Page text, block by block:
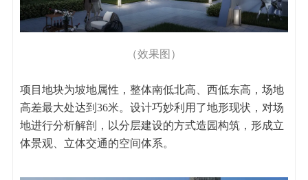
（效果图）
项目地块为坡地属性，整体南低北高、西低东高，场地
高差最大处达到36米。设计巧妙利用了地形现状，对场
地进行分析解剖，以分层建设的方式造园构筑，形成立
体景观、立体交通的空间体系。